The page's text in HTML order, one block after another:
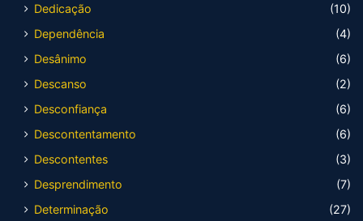
Dedicação
(10)
Dependência
(4)
Desânimo
(6)
Descanso
(2)
Desconfiança
(6)
Descontentamento
(6)
Descontentes
(3)
Desprendimento
(7)
Determinação
(27)